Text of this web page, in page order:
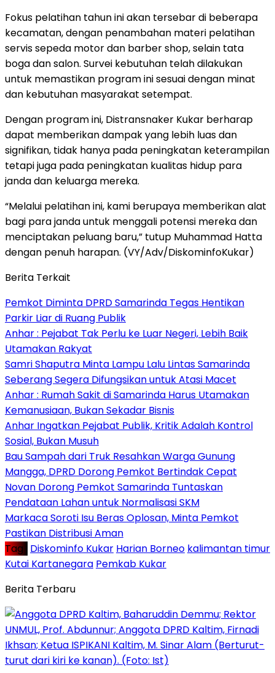
Fokus pelatihan tahun ini akan tersebar di beberapa
kecamatan, dengan penambahan materi pelatihan
servis sepeda motor dan barber shop, selain tata
boga dan salon. Survei kebutuhan telah dilakukan
untuk memastikan program ini sesuai dengan minat
dan kebutuhan masyarakat setempat.
Dengan program ini, Distransnaker Kukar berharap
dapat memberikan dampak yang lebih luas dan
signifikan, tidak hanya pada peningkatan keterampilan
tetapi juga pada peningkatan kualitas hidup para
janda dan keluarga mereka.
“Melalui pelatihan ini, kami berupaya memberikan alat
bagi para janda untuk menggali potensi mereka dan
menciptakan peluang baru,” tutup Muhammad Hatta
dengan penuh harapan. (VY/Adv/DiskominfoKukar)
Berita Terkait
Pemkot Diminta DPRD Samarinda Tegas Hentikan
Parkir Liar di Ruang Publik
Anhar : Pejabat Tak Perlu ke Luar Negeri, Lebih Baik
Utamakan Rakyat
Samri Shaputra Minta Lampu Lalu Lintas Samarinda
Seberang Segera Difungsikan untuk Atasi Macet
Anhar : Rumah Sakit di Samarinda Harus Utamakan
Kemanusiaan, Bukan Sekadar Bisnis
Anhar Ingatkan Pejabat Publik, Kritik Adalah Kontrol
Sosial, Bukan Musuh
Bau Sampah dari Truk Resahkan Warga Gunung
Mangga, DPRD Dorong Pemkot Bertindak Cepat
Novan Dorong Pemkot Samarinda Tuntaskan
Pendataan Lahan untuk Normalisasi SKM
Markaca Soroti Isu Beras Oplosan, Minta Pemkot
Pastikan Distribusi Aman
Tag : Diskominfo Kukar Harian Borneo kalimantan timur
Kutai Kartanegara Pemkab Kukar
Berita Terbaru